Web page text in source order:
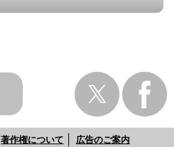
著作権について 広告のご案内